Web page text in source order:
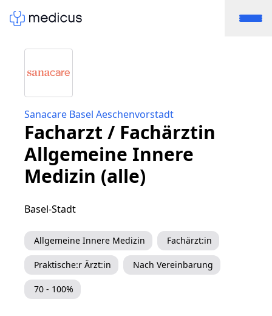
Sanacare Basel Aeschenvorstadt
Facharzt / Fachärztin
Allgemeine Innere
Medizin (alle)
Basel-Stadt
Allgemeine Innere Medizin Fachärzt:in
Praktische:r Ärzt:in Nach Vereinbarung
70 - 100%